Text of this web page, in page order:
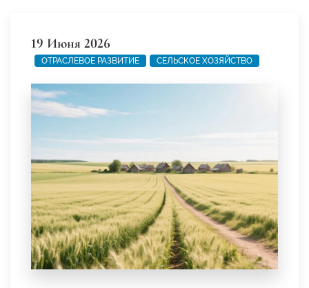
19 Июня 2026
ОТРАСЛЕВОЕ РАЗВИТИЕ СЕЛЬСКОЕ ХОЗЯЙСТВО